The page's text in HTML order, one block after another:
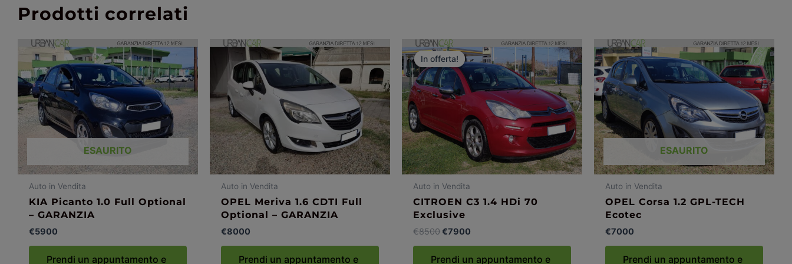
Prodotti correlati
ESAURITO
Auto in Vendita
KIA Picanto 1.0 Full Optional
– GARANZIA
€5900
Prendi un appuntamento e
Auto in Vendita
OPEL Meriva 1.6 CDTI Full
Optional – GARANZIA
€8000
Prendi un appuntamento e
In offerta!
In offerta!
Auto in Vendita
CITROEN C3 1.4 HDi 70
Exclusive
€8500
Il
prezzo
originale
era:
€8500.
€7900
prezzo
attuale
è:
€7900.
Prendi un appuntamento e
ESAURITO
Auto in Vendita
OPEL Corsa 1.2 GPL-TECH
Ecotec
€7000
Prendi un appuntamento e